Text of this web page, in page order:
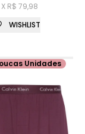
R$ 79,98
WISHLIST
Unidades